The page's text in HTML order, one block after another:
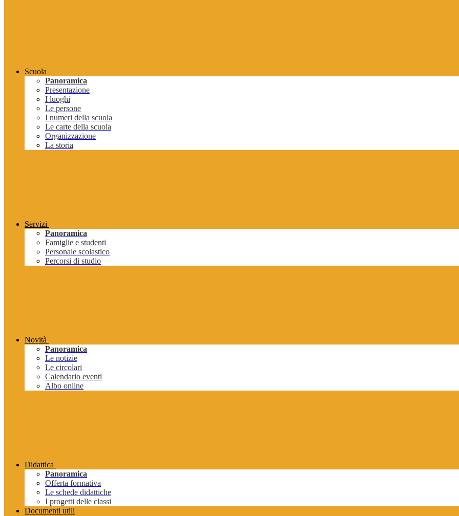
Scuola
Panoramica
Presentazione
I luoghi
Le persone
I numeri della scuola
Le carte della scuola
Organizzazione
La storia
Servizi
Panoramica
Famiglie e studenti
Personale scolastico
Percorsi di studio
Novità
Panoramica
Le notizie
Le circolari
Calendario eventi
Albo online
Didattica
Panoramica
Offerta formativa
Le schede didattiche
I progetti delle classi
Documenti utili